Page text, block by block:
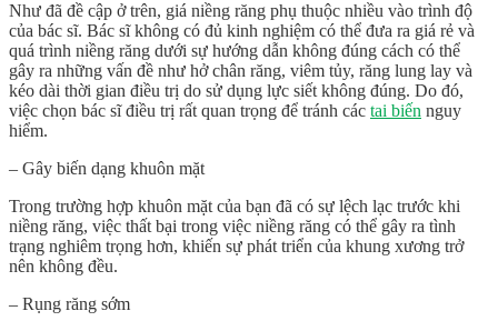
Như đã đề cập ở trên, giá niềng răng phụ thuộc nhiều vào trình độ
của bác sĩ. Bác sĩ không có đủ kinh nghiệm có thể đưa ra giá rẻ và
quá trình niềng răng dưới sự hướng dẫn không đúng cách có thể
gây ra những vấn đề như hở chân răng, viêm tủy, răng lung lay và
kéo dài thời gian điều trị do sử dụng lực siết không đúng. Do đó,
việc chọn bác sĩ điều trị rất quan trọng để tránh các tai biến nguy
hiểm.
– Gây biến dạng khuôn mặt
Trong trường hợp khuôn mặt của bạn đã có sự lệch lạc trước khi
niềng răng, việc thất bại trong việc niềng răng có thể gây ra tình
trạng nghiêm trọng hơn, khiến sự phát triển của khung xương trở
nên không đều.
– Rụng răng sớm